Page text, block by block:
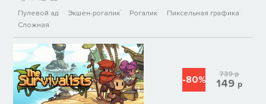
Пулевой ад Экшен-рогалик Рогалик
Пиксельная графика
Сложная
-80% 739р
149 р